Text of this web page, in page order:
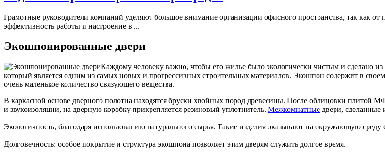
Грамотные руководители компаний уделяют большое внимание организации офисного пространства, так как
эффективность работы и настроение в ...
Экошпонированные двери
Каждому человеку важно, чтобы его жилье было экологически чистым и сделано
который является одним из самых новых и прогрессивных строительных материалов. Экошпон содержит в
очень маленькое количество связующего вещества.
В каркасной основе дверного полотна находятся бруски хвойных пород древесины. После облицовки плитой
и звукоизоляции, на дверную коробку прикрепляется резиновый уплотнитель. Межкомнатные двери, сделанные
Экологичность, благодаря использованию натурального сырья. Такие изделия оказывают на окружающую среду
Долговечность: особое покрытие и структура экошпона позволяет этим дверям служить долгое время.